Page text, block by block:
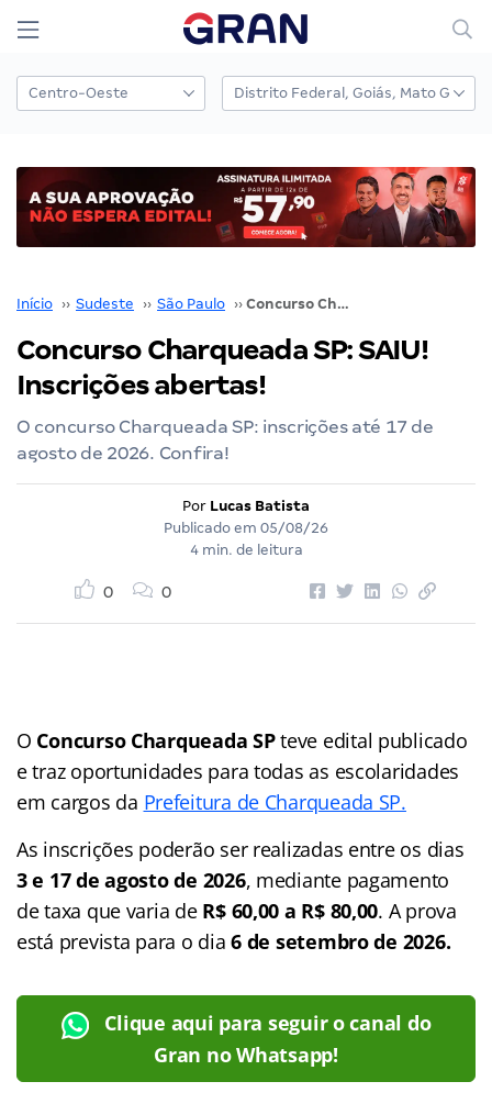
Início ›› Sudeste ›› São Paulo ›› Concurso Charqueada SP: SAIU! Inscrições abertas!
Concurso Charqueada SP: SAIU!
Inscrições abertas!
O concurso Charqueada SP: inscrições até 17 de
agosto de 2026. Confira!
Por Lucas Batista
Publicado em 05/08/26
4 min. de leitura
0 0
O Concurso Charqueada SPteve edital publicado
e traz oportunidades para todas as escolaridades
em cargos da Prefeitura de Charqueada SP.
As inscrições poderão ser realizadas entre os dias
3 e 17 de agosto de 2026, mediante pagamento
de taxa que varia de R$ 60,00 a R$ 80,00. A prova
está prevista para o dia6 de setembro de 2026.
Clique aqui para seguir o canal do
Gran no Whatsapp!